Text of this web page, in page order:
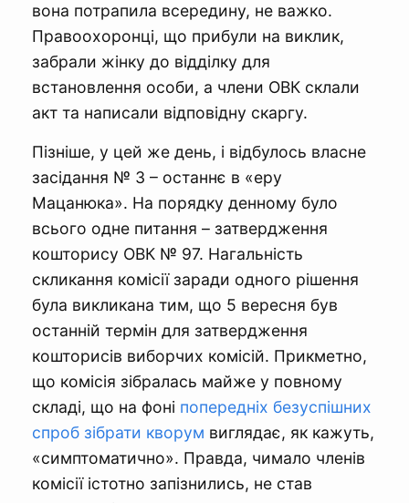
вона потрапила всередину, не важко.
Правоохоронці, що прибули на виклик,
забрали жінку до відділку для
встановлення особи, а члени ОВК склали
акт та написали відповідну скаргу.
Пізніше, у цей же день, і відбулось власне
засідання № 3 – останнє в «еру
Мацанюка». На порядку денному було
всього одне питання – затвердження
кошторису ОВК № 97. Нагальність
скликання комісії заради одного рішення
була викликана тим, що 5 вересня був
останній термін для затвердження
кошторисів виборчих комісій. Прикметно,
що комісія зібралась майже у повному
складі, що на фоні попередніх безуспішних
спроб зібрати кворум виглядає, як кажуть,
«симптоматично». Правда, чимало членів
комісії істотно запізнились, не став